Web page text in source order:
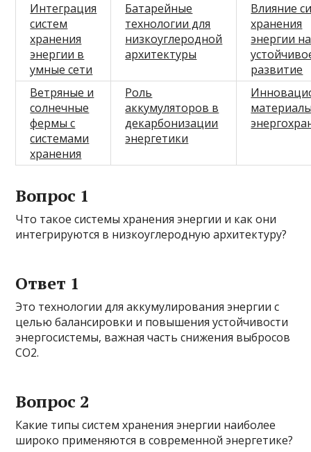
Интеграция
систем
хранения
энергии в
умные сети
Батарейные
технологии для
низкоуглеродной
архитектуры
Влияние
хранения
энергии на
развитие
Ветряные и
солнечные
фермы с
системами
хранения
Роль
аккумуляторов в
декарбонизации
энергетики
Вопрос 1
Что такое системы хранения энергии и как они
интегрируются в низкоуглеродную архитектуру?
Ответ 1
Это технологии для аккумулирования энергии с
целью балансировки и повышения устойчивости
энергосистемы, важная часть снижения выбросов
СО2.
Вопрос 2
Какие типы систем хранения энергии наиболее
широко применяются в современной энергетике?